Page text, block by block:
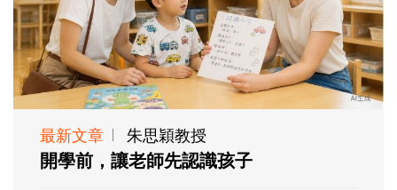
最新文章 朱思穎教授
開學前，讓老師先認識孩子